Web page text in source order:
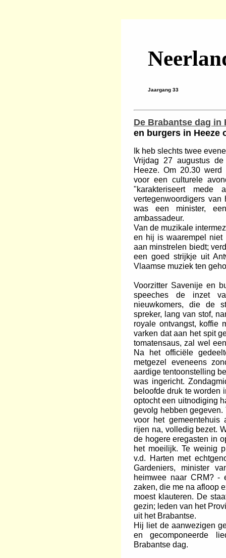
Jaargang 33
De Brabantse dag in
en burgers in Heeze
Ik heb slechts twee
Vrijdag 27 augustus
Heeze. Om 20.30
voor een culturele
"karakteriseert mede
vertegenwoordigers
was een minister,
ambassadeur.
Van de muzikale
en hij is waarempel niet
aan minstrelen biedt;
een goed strijkje uit
Vlaamse muziek ten
Voorzitter Savenije en
speeches de inzet
nieuwkomers, die de
spreker, lang van stof,
royale ontvangst, koffie
varken dat aan het spit
tomatensaus, zal wel
Na het officiële
metgezel eveneens
aardige tentoonstelling
was ingericht.
beloofde druk te worden
optocht een uitnodiging
gevolg hebben
voor het gemeentehuis
rijen na, volledig bezet.
de hogere eregasten in
het moeilijk. Te weinig
v.d. Harten met
Gardeniers, minister
heimwee naar CRM? -
zaken, die me na afloop
moest klauteren. De
gezin; leden van het
uit het Brabantse.
Hij liet de aanwezigen
en gecomponeerde
Brabantse dag.